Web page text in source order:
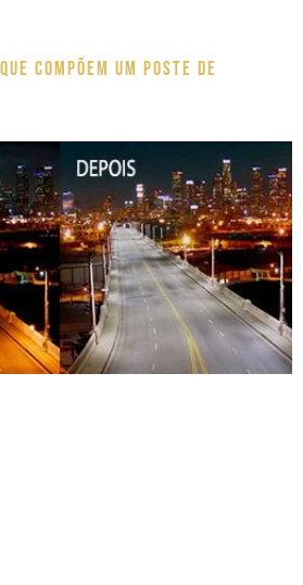
compõem um poste de